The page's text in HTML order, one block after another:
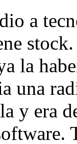
a
la
una
y era